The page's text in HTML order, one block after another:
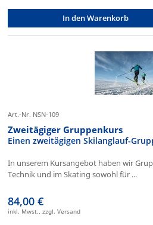
In den Warenkorb
Art.-Nr. NSN-109
Zweitägiger Gruppenkurs
Einen zweitägigen Skilanglauf-
In unserem Kursangebot haben wir
Technik und im Skating sowohl für ...
84,00 €
inkl. Mwst., zzgl. Versand